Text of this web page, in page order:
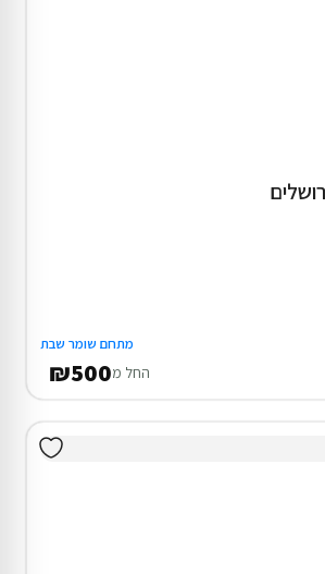
מתחם שומר שבת
החל מ₪500